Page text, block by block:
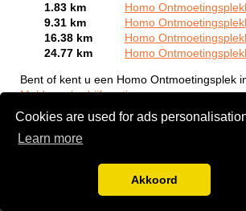
Cookies are used for ads
Learn more
Akkoord
1.83 km
Homo
9.31 km
Homo
16.38 km
Homo
24.77 km
Homo
Bent of kent u een Homo Ontmoetingsplek
Meld een bedrijf gratis aan